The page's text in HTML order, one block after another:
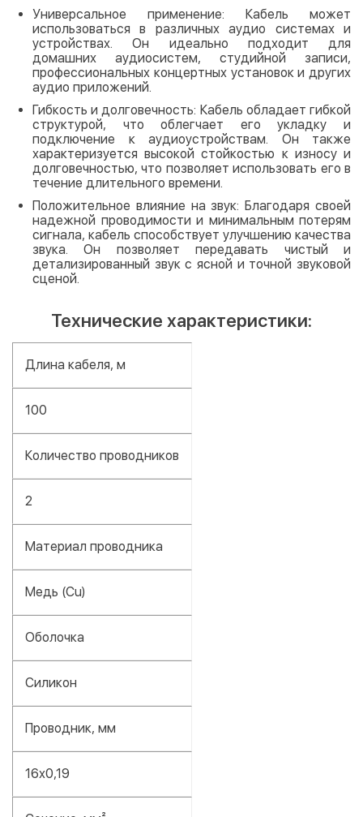
Универсальное применение: Кабель может
использоваться в различных аудио системах и
устройствах. Он идеально подходит для
домашних аудиосистем, студийной записи,
профессиональных концертных установок и других
аудио приложений.
Гибкость и долговечность: Кабель обладает гибкой
структурой, что облегчает его укладку и
подключение к аудиоустройствам. Он также
характеризуется высокой стойкостью к износу и
долговечностью, что позволяет использовать его в
течение длительного времени.
Положительное влияние на звук: Благодаря своей
надежной проводимости и минимальным потерям
сигнала, кабель способствует улучшению качества
звука. Он позволяет передавать чистый и
детализированный звук с ясной и точной звуковой
сценой.
Технические характеристики:
Длина кабеля, м
100
Количество проводников
2
Материал проводника
Медь (Cu)
Оболочка
Силикон
Проводник, мм
16х0,19